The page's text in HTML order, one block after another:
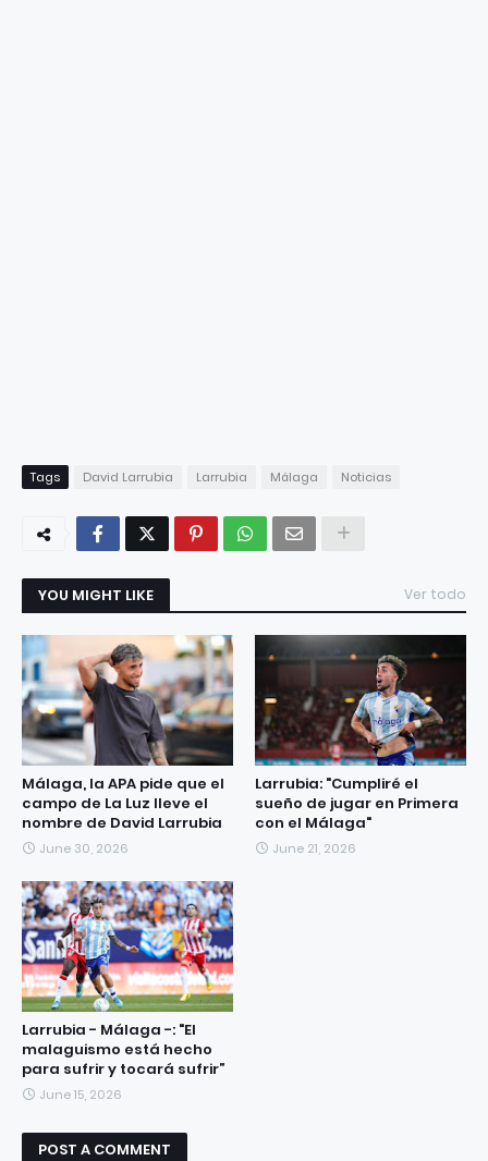
Tags David Larrubia Larrubia Málaga Noticias
YOU MIGHT LIKE Ver todo
Málaga, la APA pide que el
campo de La Luz lleve el
nombre de David Larrubia
June 30, 2026
Larrubia: "Cumpliré el
sueño de jugar en Primera
con el Málaga"
June 21, 2026
Larrubia - Málaga -: "El
malaguismo está hecho
para sufrir y tocará sufrir”
June 15, 2026
POST A COMMENT